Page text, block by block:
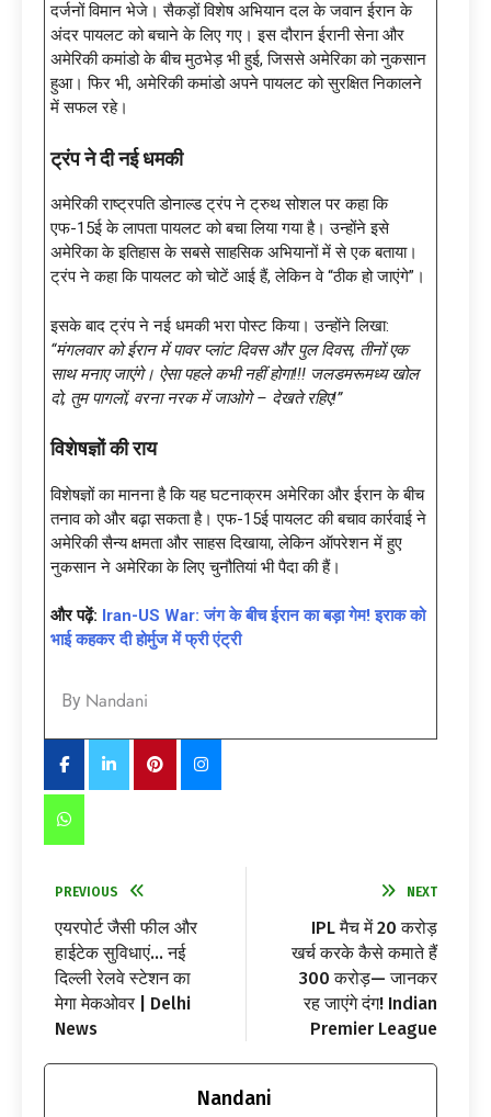
दर्जनों विमान भेजे। सैकड़ों विशेष अभियान दल के जवान ईरान के
अंदर पायलट को बचाने के लिए गए। इस दौरान ईरानी सेना और
अमेरिकी कमांडो के बीच मुठभेड़ भी हुई, जिससे अमेरिका को नुकसान
हुआ। फिर भी, अमेरिकी कमांडो अपने पायलट को सुरक्षित निकालने
में सफल रहे।
ट्रंप ने दी नई धमकी
अमेरिकी राष्ट्रपति डोनाल्ड ट्रंप ने ट्रुथ सोशल पर कहा कि
एफ-15ई के लापता पायलट को बचा लिया गया है। उन्होंने इसे
अमेरिका के इतिहास के सबसे साहसिक अभियानों में से एक बताया।
ट्रंप ने कहा कि पायलट को चोटें आई हैं, लेकिन वे “ठीक हो जाएंगे”।
इसके बाद ट्रंप ने नई धमकी भरा पोस्ट किया। उन्होंने लिखा:
“मंगलवार को ईरान में पावर प्लांट दिवस और पुल दिवस, तीनों एक
साथ मनाए जाएंगे। ऐसा पहले कभी नहीं होगा!!! जलडमरूमध्य खोल
दो, तुम पागलों, वरना नरक में जाओगे – देखते रहिए!”
विशेषज्ञों की राय
विशेषज्ञों का मानना है कि यह घटनाक्रम अमेरिका और ईरान के बीच
तनाव को और बढ़ा सकता है। एफ-15ई पायलट की बचाव कार्रवाई ने
अमेरिकी सैन्य क्षमता और साहस दिखाया, लेकिन ऑपरेशन में हुए
नुकसान ने अमेरिका के लिए चुनौतियां भी पैदा की हैं।
और पढ़ें: Iran-US War: जंग के बीच ईरान का बड़ा गेम! इराक को
भाई कहकर दी होर्मुज में फ्री एंट्री
By Nandani
PREVIOUS
एयरपोर्ट जैसी फील और
हाईटेक सुविधाएं… नई
दिल्ली रेलवे स्टेशन का
मेगा मेकओवर | Delhi
News
NEXT
IPL मैच में 20 करोड़
खर्च करके कैसे कमाते हैं
300 करोड़— जानकर
रह जाएंगे दंग! Indian
Premier League
Nandani